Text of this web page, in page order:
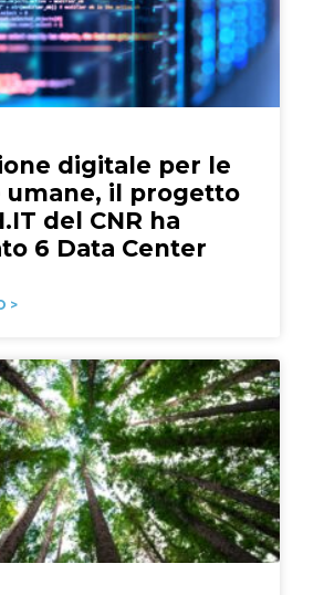
digitale per le
umane, il progetto
del CNR ha
6 Data Center
>